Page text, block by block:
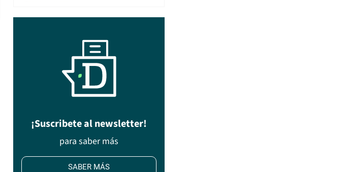
¡Suscribete al newsletter!
para saber más
SABER MÁS